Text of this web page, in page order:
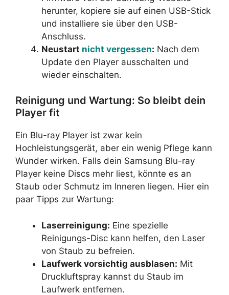
herunter, kopiere sie auf einen USB-Stick
und installiere sie über den USB-
Anschluss.
Neustart nicht vergessen: Nach dem
Update den Player ausschalten und
wieder einschalten.
Reinigung und Wartung: So bleibt dein
Player fit
Ein Blu-ray Player ist zwar kein
Hochleistungsgerät, aber ein wenig Pflege kann
Wunder wirken. Falls dein Samsung Blu-ray
Player keine Discs mehr liest, könnte es an
Staub oder Schmutz im Inneren liegen. Hier ein
paar Tipps zur Wartung:
Laserreinigung: Eine spezielle
Reinigungs-Disc kann helfen, den Laser
von Staub zu befreien.
Laufwerk vorsichtig ausblasen: Mit
Druckluftspray kannst du Staub im
Laufwerk entfernen.